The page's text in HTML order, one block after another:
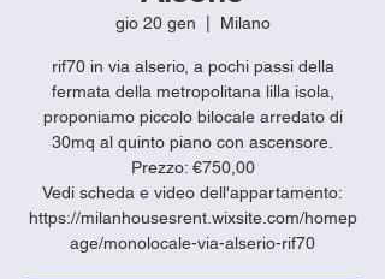
gio 20 gen Milano
rif70 in via alserio, a pochi passi della
fermata della metropolitana lilla isola,
proponiamo piccolo bilocale arredato di
30mq al quinto piano con ascensore.
Prezzo: €750,00
Vedi scheda e video dell'appartamento:
https://milanhousesrent.wixsite.com/homep
age/monolocale-via-alserio-rif70